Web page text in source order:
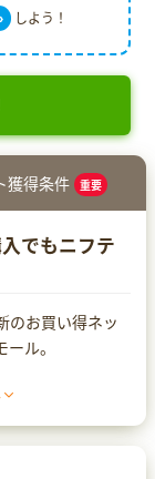
しよう！
獲得条件 重要
でもニフテ
のお買い得ネッ
ル。
警告の文言が